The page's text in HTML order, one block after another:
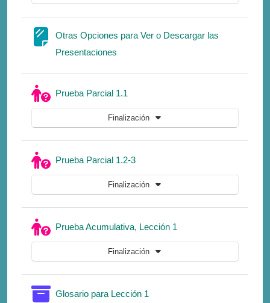
Otras Opciones para Ver o Descargar las
Presentaciones
Prueba Parcial 1.1
Finalización
Prueba Parcial 1.2-3Cuestionario
Finalización
Prueba Acumulativa, Lección 1
Finalización
Glosario para Lección 1